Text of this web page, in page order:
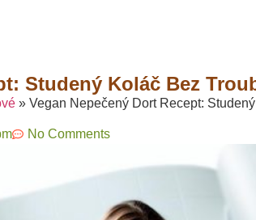
Studený Koláč Bez
» Vegan Nepečený Dort Recept:
No Comments